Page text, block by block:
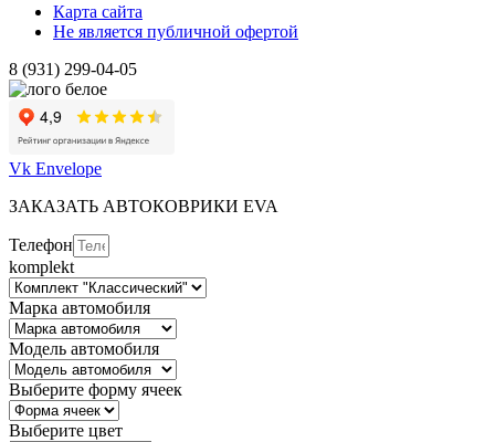
Карта сайта
Не является публичной офертой
8 (931) 299-04-05
Vk Envelope
ЗАКАЗАТЬ АВТОКОВРИКИ EVA
Телефон
komplekt
Марка автомобиля
Модель автомобиля
Выберите форму ячеек
Выберите цвет